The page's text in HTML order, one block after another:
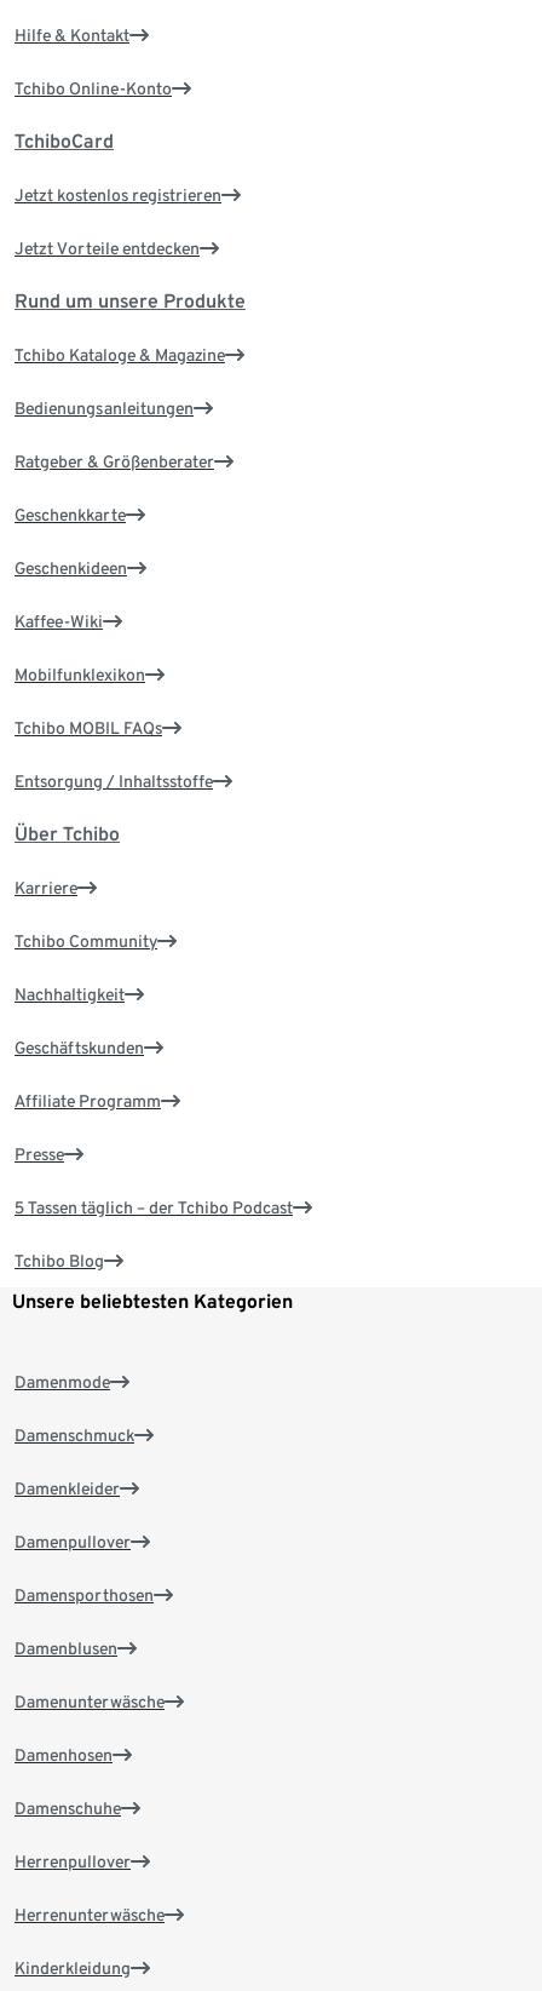
Hilfe & Kontakt
Tchibo Online-Konto
TchiboCard
Jetzt kostenlos registrieren
Jetzt Vorteile entdecken
Rund um unsere Produkte
Tchibo Kataloge & Magazine
Bedienungsanleitungen
Ratgeber & Größenberater
Geschenkkarte
Geschenkideen
Kaffee-Wiki
Mobilfunklexikon
Tchibo MOBIL FAQs
Entsorgung / Inhaltsstoffe
Über Tchibo
Karriere
Tchibo Community
Nachhaltigkeit
Geschäftskunden
Affiliate Programm
Presse
5 Tassen täglich – der Tchibo Podcast
Tchibo Blog
Unsere beliebtesten Kategorien
Damenmode
Damenschmuck
Damenkleider
Damenpullover
Damensporthosen
Damenblusen
Damenunterwäsche
Damenhosen
Damenschuhe
Herrenpullover
Herrenunterwäsche
Kinderkleidung